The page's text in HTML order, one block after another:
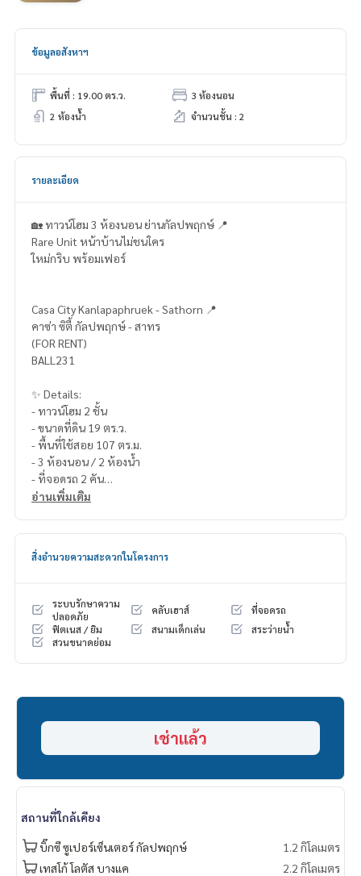
ข้อมูลอสังหาฯ
พื้นที่ : 19.00 ตร.ว.
3 ห้องนอน
2 ห้องน้ำ
จำนวนชั้น : 2
รายละเอียด
🏡 ทาวน์โฮม 3 ห้องนอน ย่านกัลปพฤกษ์ 📍
Rare Unit หน้าบ้านไม่ชนใคร
ใหม่กริบ พร้อมเฟอร์
Casa City Kanlapaphruek - Sathorn 📍
คาซ่า ซิตี้ กัลปพฤกษ์ - สาทร
(FOR RENT)
BALL231
✨ Details:
- ทาวน์โฮม 2 ชั้น
- ขนาดที่ดิน 19 ตร.ว.
- พื้นที่ใช้สอย 107 ตร.ม.
- 3 ห้องนอน / 2 ห้องน้ำ
- ที่จอดรถ 2 คัน
- หันหน้าทิศตะวันตกเฉียงใต้
Highlights:
🍃 ไม่มีประวัติน้ำรั่วซึม
🍃 น้ำไม่ท่วมชัวร์ๆ (ตกหนักก็ระบายเร็ว)
🍃 เพื่อนบ้านดี ไม่เคยมีปัญหารบกวน
✨ ฟรี! เฟอร์นิเจอร์ทั้งหมด
✨ ฟรี!เครื่องปรับอากาศ
🚇 Nearby:
- รพ.เกษมราษฎร์ บางแค: 6 กม.
- รร.ฐานปัญญา: 0.6 ม.
✨ Price:
อ่านเพิ่มเติม
สิ่งอำนวยความสะดวกในโครงการ
ระบบรักษาความ
ปลอดภัย
คลับเฮาส์
ที่จอดรถ
ฟิตเนส / ยิม
สนามเด็กเล่น
สระว่ายน้ำ
สวนขนาดย่อม
เช่าแล้ว
สถานที่ใกล้เคียง
บิ๊กซี ซูเปอร์เซ็นเตอร์ กัลปพฤกษ์
1.2 กิโลเมตร
เทสโก้ โลตัส บางแค
2.2 กิโลเมตร